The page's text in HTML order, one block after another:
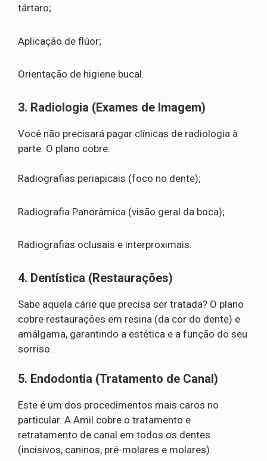
tártaro;
Aplicação de flúor;
Orientação de higiene bucal.
3. Radiologia (Exames de Imagem)
Você não precisará pagar clínicas de radiologia à
parte. O plano cobre:
Radiografias periapicais (foco no dente);
Radiografia Panorâmica (visão geral da boca);
Radiografias oclusais e interproximais.
4. Dentística (Restaurações)
Sabe aquela cárie que precisa ser tratada? O plano
cobre restaurações em resina (da cor do dente) e
amálgama, garantindo a estética e a função do seu
sorriso.
5. Endodontia (Tratamento de Canal)
Este é um dos procedimentos mais caros no
particular. A Amil cobre o tratamento e
retratamento de canal em todos os dentes
(incisivos, caninos, pré-molares e molares).